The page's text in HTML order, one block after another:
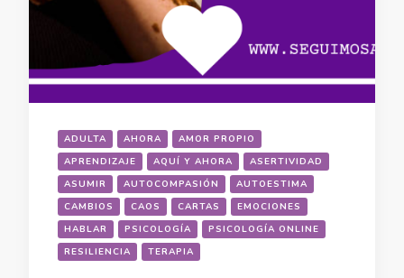
ADULTA AHORA
AMOR PROPIO
APRENDIZAJE
AQUÍ Y AHORA
ASERTIVIDAD
ASUMIR
AUTOCOMPASIÓN
AUTOESTIMA
CAMBIOS
CAOS CARTAS
EMOCIONES
HABLAR
PSICOLOGÍA
PSICOLOGÍA ONLINE
RESILIENCIA
TERAPIA